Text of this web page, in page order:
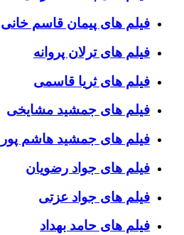
فیلم های پیمان قاسم خانی
فیلم های ترلان پروانه
فیلم های ثریا قاسمی
فیلم های جمشید مشایخی
فیلم های جمشید هاشم پور
فیلم های جواد رضویان
فیلم های جواد عزتی
فیلم های حامد بهداد